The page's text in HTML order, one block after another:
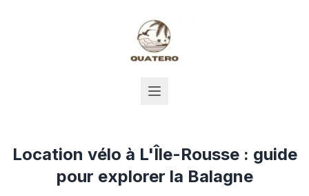
Location vélo à L'Île-Rousse : guide
pour explorer la Balagne